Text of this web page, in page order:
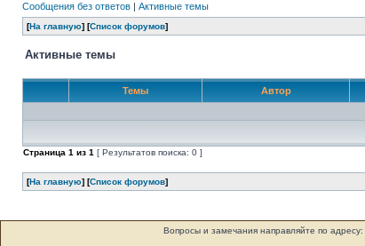
Сообщения без ответов | Активные темы
[На главную] [Список форумов]
Активные темы
Темы Автор
Страница 1 из 1 [ Результатов поиска: 0 ]
[На главную] [Список форумов]
Вопросы и замечания направляйте по адресу: